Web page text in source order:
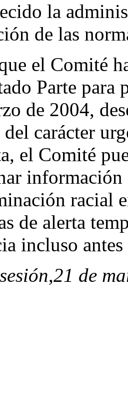
la
de las
el Comité
Parte para
de 2004,
del carácter
el Comité
racial
de alerta
incluso antes
,21 de